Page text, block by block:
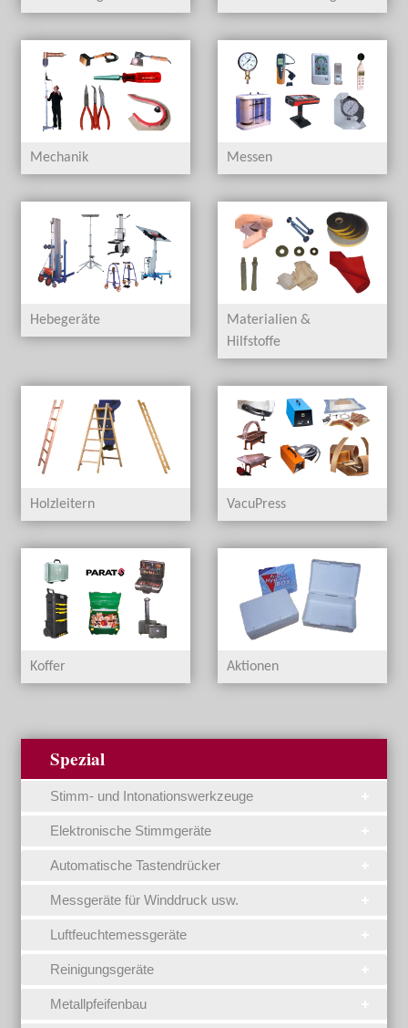
Mechanik Messen
Hebegeräte
Materialien &
Hilfstoffe
Holzleitern VacuPress
Koffer Aktionen
Spezial
Stimm- und Intonationswerkzeuge
Elektronische Stimmgeräte
Automatische Tastendrücker
Messgeräte für Winddruck usw.
Luftfeuchtemessgeräte
Reinigungsgeräte
Metallpfeifenbau